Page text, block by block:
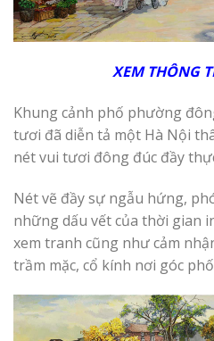
XEM THÔNG
Khung cảnh phố phường
tươi đã diễn tả một Hà Nội
nét vui tươi đông đúc đầy
Nét vẽ đầy sự ngẫu hứng,
những dấu vết của thời gian
xem tranh cũng như cảm
trầm mặc, cổ kính nơi góc